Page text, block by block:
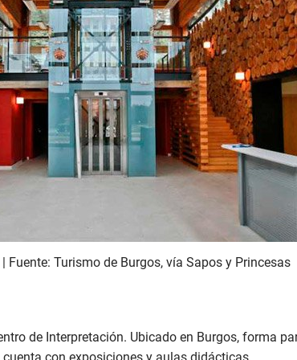
Fuente: Turismo de Burgos, vía Sapos y Princesas
de Interpretación. Ubicado en Burgos, forma